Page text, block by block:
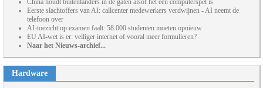
China houdt buitenlanders in de gaten alsof het een computerspel is
Eerste slachtoffers van AI: callcenter medewerkers verdwijnen - AI neemt de
telefoon over
AI-toezicht op examen faalt: 58.000 studenten moeten opnieuw
EU AI-wet is er: veiliger internet of vooral meer formulieren?
Naar het Nieuws-archief...
Hardware